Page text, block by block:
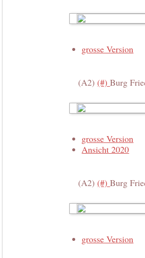
grosse Version
(A2) (#)Burg
grosse Version
Ansicht 2020
(A2) (#)Burg
grosse Version